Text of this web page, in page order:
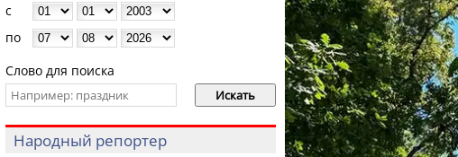
с
по
Слово для поиска
Народный репортер